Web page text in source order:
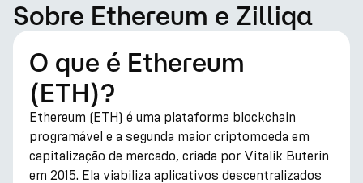
Sobre Ethereum e Zilliqa
O que é Ethereum
(ETH)?
Ethereum (ETH) é uma plataforma blockchain
programável e a segunda maior criptomoeda em
capitalização de mercado, criada por Vitalik Buterin
em 2015. Ela viabiliza aplicativos descentralizados